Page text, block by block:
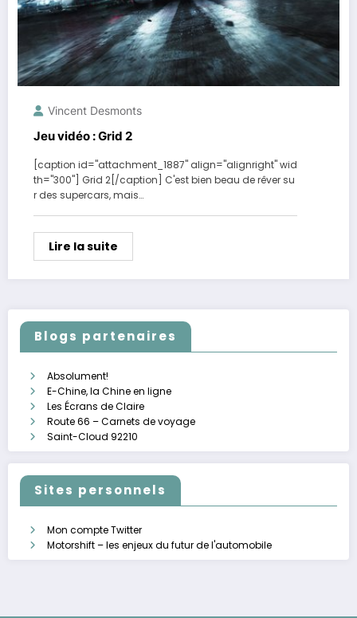
Vincent Desmonts
Jeu vidéo : Grid 2
[caption id="attachment_1887" align="alignright" wid
th="300"] Grid 2[/caption] C'est bien beau de rêver su
r des supercars, mais…
Lire la suite
Blogs partenaires
Absolument!
E-Chine, la Chine en ligne
Les Écrans de Claire
Route 66 – Carnets de voyage
Saint-Cloud 92210
Sites personnels
Mon compte Twitter
Motorshift – les enjeux du futur de l'automobile